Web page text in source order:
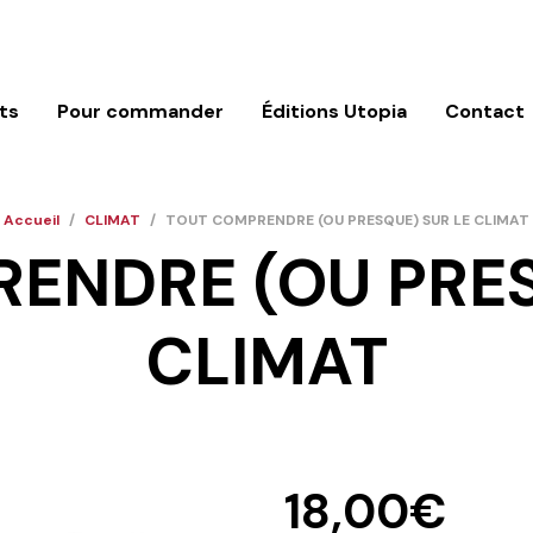
Pour commander Éditions Utopia Contact
Accueil / CLIMAT / TOUT COMPRENDRE (OU PRESQUE) SUR LE CLIMAT
(OU
CLIMAT
18,00€